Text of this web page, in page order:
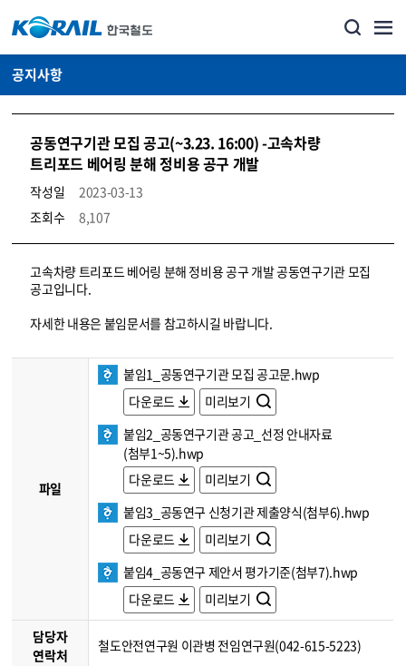
공지사항
공동연구기관 모집 공고(~3.23. 16:00) -고속차량
트리포드 베어링 분해 정비용 공구 개발
작성일
2023-03-13
조회수
8,107
뉴스·홍보_공지사항 상세보기 – 내용, 파일, 담당자 연락처로 구성
고속차량 트리포드 베어링 분해 정비용 공구 개발 공동연구기관 모집
공고입니다.
자세한 내용은 붙임문서를 참고하시길 바랍니다.
파일
붙임1_공동연구기관 모집 공고문.hwp
다운로드
미리보기
붙임2_공동연구기관 공고_선정 안내자료
(첨부1~5).hwp
다운로드
미리보기
붙임3_공동연구 신청기관 제출양식(첨부6).hwp
다운로드
미리보기
붙임4_공동연구 제안서 평가기준(첨부7).hwp
다운로드
미리보기
담당자
연락처
철도안전연구원 이관병 전임연구원(042-615-5223)